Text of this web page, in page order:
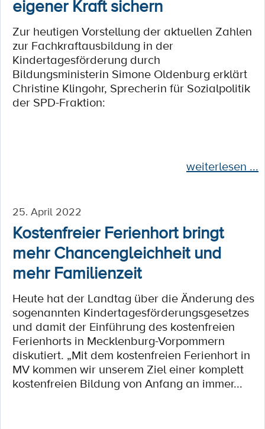
eigener Kraft sichern
Zur heutigen Vorstellung der aktuellen Zahlen
zur Fachkraftausbildung in der
Kindertagesförderung durch
Bildungsministerin Simone Oldenburg erklärt
Christine Klingohr, Sprecherin für Sozialpolitik
der SPD-Fraktion:
weiterlesen ...
25. April 2022
Kostenfreier Ferienhort bringt
mehr Chancengleichheit und
mehr Familienzeit
Heute hat der Landtag über die Änderung des
sogenannten Kindertagesförderungsgesetzes
und damit der Einführung des kostenfreien
Ferienhorts in Mecklenburg-Vorpommern
diskutiert. „Mit dem kostenfreien Ferienhort in
MV kommen wir unserem Ziel einer komplett
kostenfreien Bildung von Anfang an immer...